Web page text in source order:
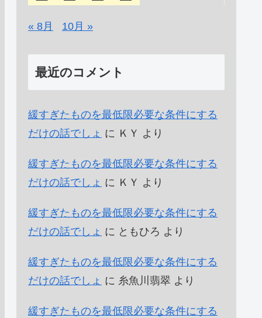
« 8月 10月 »
最近のコメント
緩すぎたものを最低限必要な条件にする
だけの話でしょ に ＫＹ より
緩すぎたものを最低限必要な条件にする
だけの話でしょ に ＫＹ より
緩すぎたものを最低限必要な条件にする
だけの話でしょ に ともひろ より
緩すぎたものを最低限必要な条件にする
だけの話でしょ に 糸魚川翡翠 より
緩すぎたものを最低限必要な条件にする